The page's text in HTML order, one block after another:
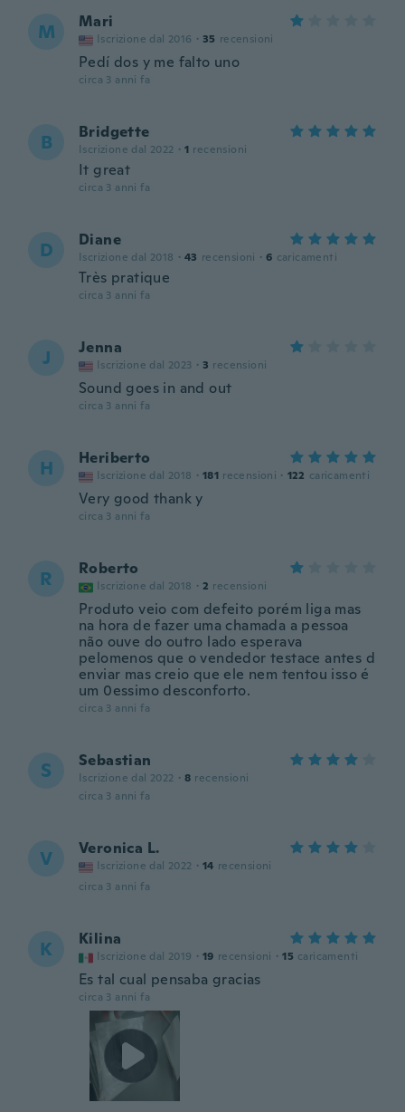
M Mari
Iscrizione dal 2016 · 35 recensioni
Pedí dos y me falto uno
circa 3 anni fa
B Bridgette
Iscrizione dal 2022 · 1 recensioni
It great
circa 3 anni fa
D Diane
Iscrizione dal 2018 · 43 recensioni · 6 caricamenti
Très pratique
circa 3 anni fa
J Jenna
Iscrizione dal 2023 · 3 recensioni
Sound goes in and out
circa 3 anni fa
H Heriberto
Iscrizione dal 2018 · 181 recensioni · 122 caricamenti
Very good thank y
circa 3 anni fa
R Roberto
Iscrizione dal 2018 · 2 recensioni
Produto veio com defeito porém liga mas
na hora de fazer uma chamada a pessoa
não ouve do outro lado esperava
pelomenos que o vendedor testace antes d
enviar mas creio que ele nem tentou isso é
um 0essimo desconforto.
circa 3 anni fa
S Sebastian
Iscrizione dal 2022 · 8 recensioni
circa 3 anni fa
V Veronica L.
Iscrizione dal 2022 · 14 recensioni
circa 3 anni fa
K Kilina
Iscrizione dal 2019 · 19 recensioni · 15 caricamenti
Es tal cual pensaba gracias
circa 3 anni fa